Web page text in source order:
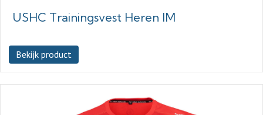
USHC Trainingsvest Heren IM
Bekijk product